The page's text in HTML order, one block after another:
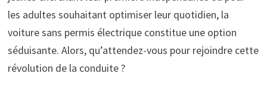
les adultes souhaitant optimiser leur quotidien, la
voiture sans permis électrique constitue une option
séduisante. Alors, qu’attendez-vous pour rejoindre cette
révolution de la conduite ?